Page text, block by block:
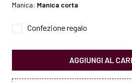
Manica: Manica corta
Confezione regalo
AGGIUNGI AL